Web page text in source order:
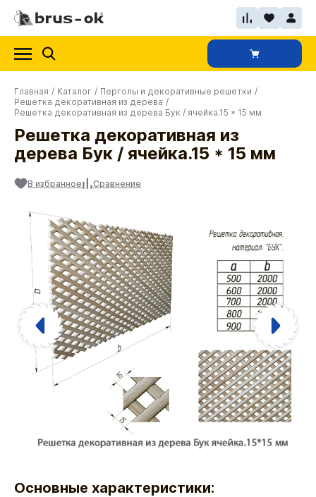
Главная / Каталог / Перголы и декоративные решетки /
Решетка декоративная из дерева /
Решетка декоративная из дерева Бук / ячейка.15 * 15 мм
Решетка декоративная из
дерева Бук / ячейка.15 * 15 мм
В избранное Сравнение
Основные характеристики: